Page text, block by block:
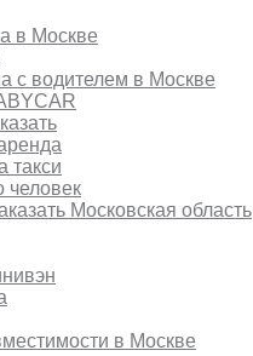
в Москве
с водителем в Москве
такси
человек
Московская область
в Москве